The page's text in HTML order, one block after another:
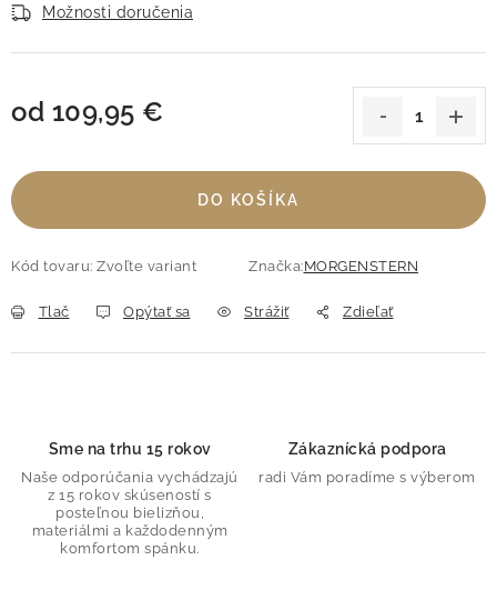
Možnosti doručenia
od 109,95 €
DO KOŠÍKA
Kód tovaru: Zvoľte variant Značka:MORGENSTERN
Tlač Opýtať sa Strážiť Zdieľať
Sme na trhu 15 rokov
Naše odporúčania vychádzajú
z 15 rokov skúseností s
posteľnou bielizňou,
materiálmi a každodenným
komfortom spánku.
Zákaznícká podpora
radi Vám poradíme s výberom